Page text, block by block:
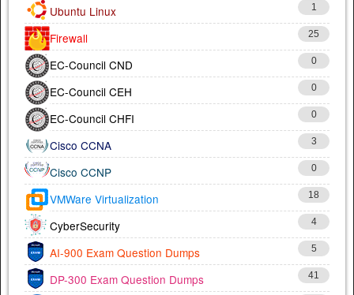
Ubuntu Linux 1
Firewall 25
EC-Council CND 0
EC-Council CEH 0
EC-Council CHFI 0
Cisco CCNA 3
Cisco CCNP 0
VMWare Virtualization 18
CyberSecurity 4
AI-900 Exam Question Dumps 5
DP-300 Exam Question Dumps 41